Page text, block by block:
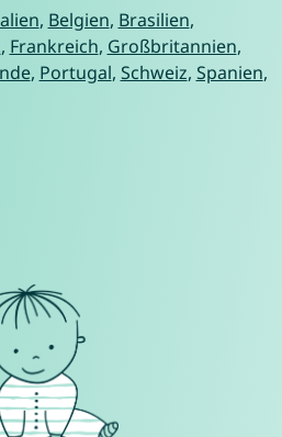
, Belgien, Brasilien,
, Frankreich, Großbritannien,
, Portugal, Schweiz, Spanien,